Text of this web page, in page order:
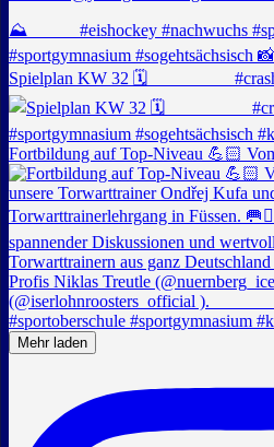
Spielplan KW 32 🗓️ _________
Fortbildung auf Top-Niveau 💪🏻
Mehr laden